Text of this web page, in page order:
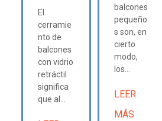
El
cerramie
nto de
balcones
con vidrio
retráctil
significa
que al...
balcones
pequeño
s son, en
cierto
modo,
los...
LEER
MÁS